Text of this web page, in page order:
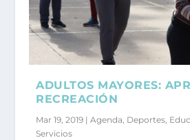
ADULTOS MAYORES:
RECREACIÓN
Mar 19, 2019 |Agenda, Deportes,
Servicios